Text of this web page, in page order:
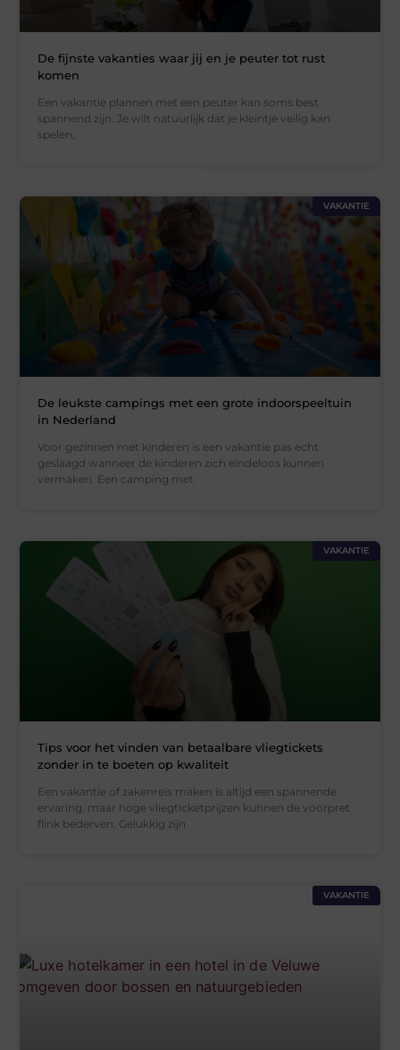
De fijnste vakanties waar jij en je peuter tot rust
komen
Een vakantie plannen met een peuter kan soms best
spannend zijn. Je wilt natuurlijk dat je kleintje veilig kan
spelen,
VAKANTIE
De leukste campings met een grote indoorspeeltuin
in Nederland
Voor gezinnen met kinderen is een vakantie pas echt
geslaagd wanneer de kinderen zich eindeloos kunnen
vermaken. Een camping met
VAKANTIE
Tips voor het vinden van betaalbare vliegtickets
zonder in te boeten op kwaliteit
Een vakantie of zakenreis maken is altijd een spannende
ervaring, maar hoge vliegticketprijzen kunnen de voorpret
flink bederven. Gelukkig zijn
VAKANTIE